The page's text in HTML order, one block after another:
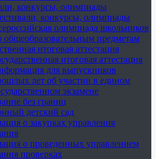
конкурсы, олимпиады
конкурсы, олимпиады
олимпиада школьников
общеобразовательным предметам
итоговая аттестация
итоговая аттестация
для выпускников
лет об участии в едином
экзамене
без границ
детский сад
о закупках управления
о проведенных управлением
проверках